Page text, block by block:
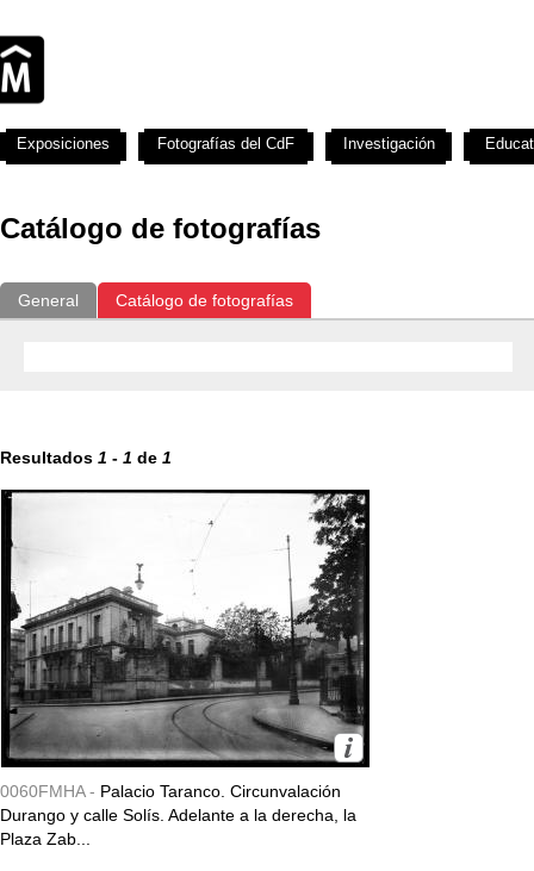
Catálogo de fotografías
General Catálogo de fotografías
Resultados 1 - 1 de 1
0060FMHA - Palacio Taranco. Circunvalación
Durango y calle Solís. Adelante a la derecha, la
Plaza Zab...
Exposiciones Fotografías del CdF Investigación